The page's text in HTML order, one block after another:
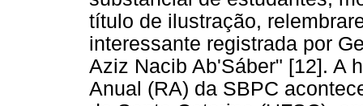
título de ilustração,
interessante registrada por
Aziz Nacib Ab'Sáber" [12]. A
Anual (RA) da SBPC